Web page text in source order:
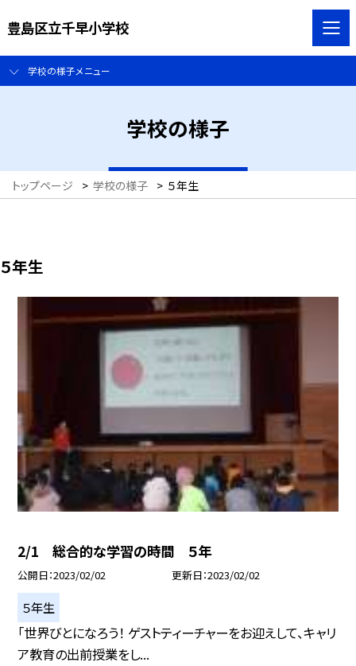
豊島区立千早小学校
学校の様子メニュー
学校の様子
トップページ > 学校の様子 > ５年生
５年生
2/1 総合的な学習の時間 ５年
公開日 2023/02/02 更新日 2023/02/02
５年生
「世界びとになろう！ ゲストティーチャーをお迎えして、キャリ
ア教育の出前授業をし...